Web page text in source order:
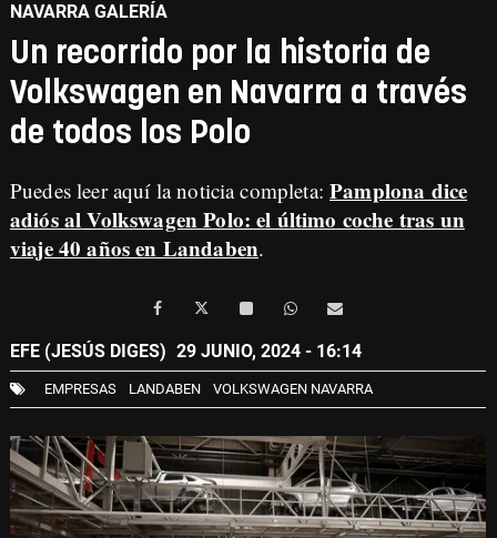
NAVARRA GALERÍA
Un recorrido por la historia de
Volkswagen en Navarra a través
de todos los Polo
Puedes leer aquí la noticia completa:Pamplona dice
adiós al Volkswagen Polo: el último coche tras un
viaje 40 años en Landaben.
EFE (JESÚS DIGES) 29 JUNIO, 2024 - 16:14
EMPRESAS LANDABEN VOLKSWAGEN NAVARRA